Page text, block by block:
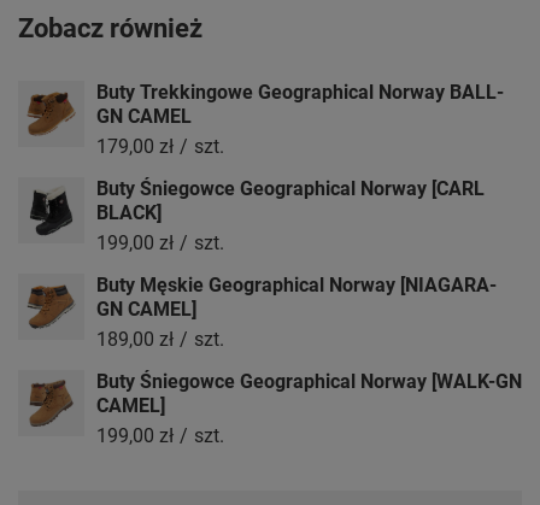
Zobacz również
Buty Trekkingowe Geographical Norway BALL-
GN CAMEL
179,00 zł / szt.
Buty Śniegowce Geographical Norway [CARL
BLACK]
199,00 zł / szt.
Buty Męskie Geographical Norway [NIAGARA-
GN CAMEL]
189,00 zł / szt.
Buty Śniegowce Geographical Norway [WALK-GN
CAMEL]
199,00 zł / szt.